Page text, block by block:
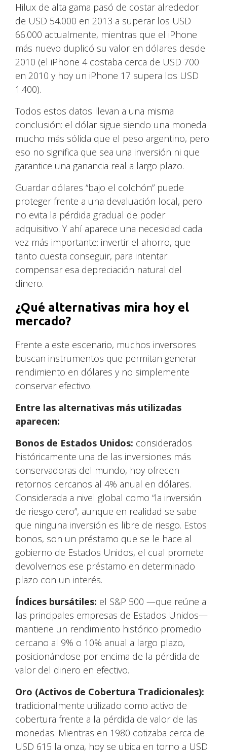
Hilux de alta gama pasó de costar alrededor
de USD 54.000 en 2013 a superar los USD
66.000 actualmente, mientras que el iPhone
más nuevo duplicó su valor en dólares desde
2010 (el iPhone 4 costaba cerca de USD 700
en 2010 y hoy un iPhone 17 supera los USD
1.400).
Todos estos datos llevan a una misma
conclusión: el dólar sigue siendo una moneda
mucho más sólida que el peso argentino, pero
eso no significa que sea una inversión ni que
garantice una ganancia real a largo plazo.
Guardar dólares “bajo el colchón” puede
proteger frente a una devaluación local, pero
no evita la pérdida gradual de poder
adquisitivo. Y ahí aparece una necesidad cada
vez más importante: invertir el ahorro, que
tanto cuesta conseguir, para intentar
compensar esa depreciación natural del
dinero.
¿Qué alternativas mira hoy el
mercado?
Frente a este escenario, muchos inversores
buscan instrumentos que permitan generar
rendimiento en dólares y no simplemente
conservar efectivo.
Entre las alternativas más utilizadas
aparecen:
Bonos de Estados Unidos: considerados
históricamente una de las inversiones más
conservadoras del mundo, hoy ofrecen
retornos cercanos al 4% anual en dólares.
Considerada a nivel global como “la inversión
de riesgo cero”, aunque en realidad se sabe
que ninguna inversión es libre de riesgo. Estos
bonos, son un préstamo que se le hace al
gobierno de Estados Unidos, el cual promete
devolvernos ese préstamo en determinado
plazo con un interés.
Índices bursátiles: el S&P 500 —que reúne a
las principales empresas de Estados Unidos—
mantiene un rendimiento histórico promedio
cercano al 9% o 10% anual a largo plazo,
posicionándose por encima de la pérdida de
valor del dinero en efectivo.
Oro (Activos de Cobertura Tradicionales):
tradicionalmente utilizado como activo de
cobertura frente a la pérdida de valor de las
monedas. Mientras en 1980 cotizaba cerca de
USD 615 la onza, hoy se ubica en torno a USD